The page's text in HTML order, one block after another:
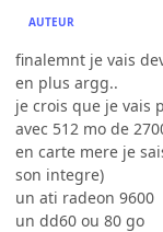
AUTEUR
finalemnt je vais
en plus argg..
je crois que je vais
avec 512 mo de
en carte mere je
son integre)
un ati radeon 9600
un dd60 ou 80 go